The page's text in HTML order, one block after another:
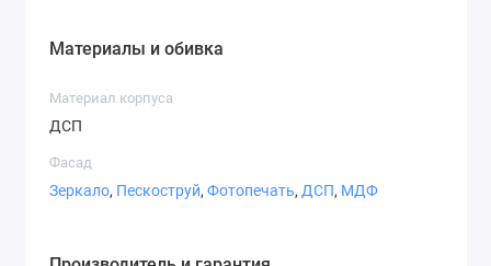
Материалы и обивка
Материал корпуса
ДСП
Фасад
Зеркало, Пескоструй, Фотопечать, ДСП, МДФ